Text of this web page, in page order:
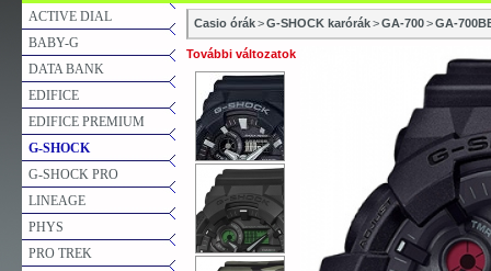
ACTIVE DIAL
BABY-G
DATA BANK
EDIFICE
EDIFICE PREMIUM
G-SHOCK
G-SHOCK PRO
LINEAGE
PHYS
PRO TREK
Casio órák>G-SHOCK karórák>GA-700>GA-
További változatok